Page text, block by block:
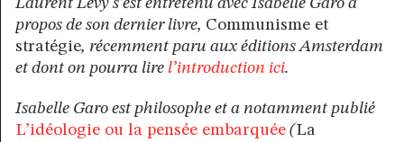
propos de son dernier livre, Communisme et
stratégie, récemment paru aux éditions Amsterdam
et dont on pourra lire l’introduction ici.
Isabelle Garo est philosophe et a notamment publié
L’idéologie ou la pensée embarquée (La